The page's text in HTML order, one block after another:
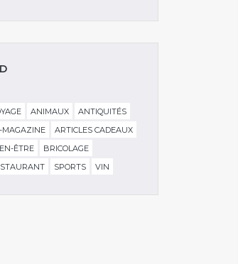
ANIMAUX
ANTIQUITÉS
MAGAZINE
ARTICLES CADEAUX
ÊTRE
BRICOLAGE
SPORTS VIN